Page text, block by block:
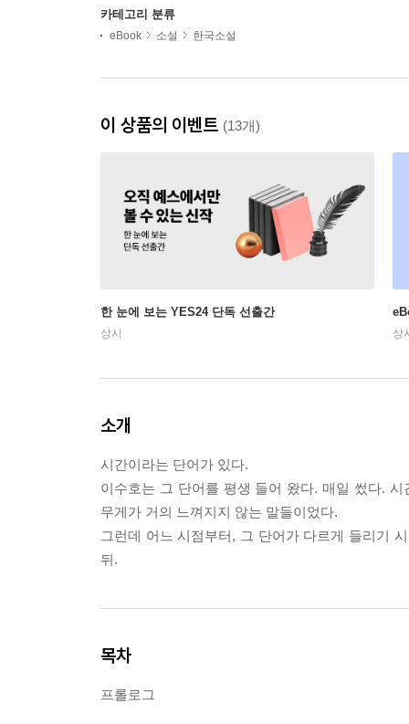
카테고리 분류
eBook 소설 한국소설
이 상품의 이벤트 (13개)
한 눈에 보는 YES24 단독 선출간
상시 상
소개
시간이라는 단어가 있다.
이수호는 그 단어를 평생 들어 왔다. 매일 썼다.
무게가 거의 느껴지지 않는 말들이었다.
그런데 어느 시점부터, 그 단어가 다르게 들리기
뒤.
목차
프롤로그